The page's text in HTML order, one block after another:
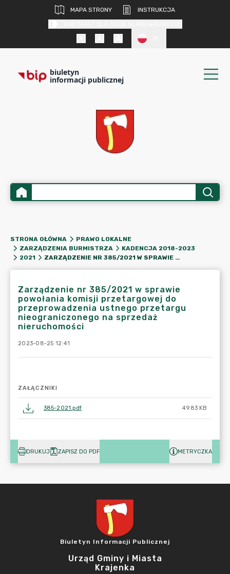
MAPA STRONY
INSTRUKCJA
biuletyn
informacji publicznej
STRONA GŁÓWNA
PRAWO LOKALNE
ZARZĄDZENIA BURMISTRZA
KADENCJA 2018-2023
2021
ZARZĄDZENIE NR 385/2021 W SPRAWIE POWOŁANIA KOMISJI PRZETARGOWEJ DO PRZEPROWADZENIA USTNEGO PRZETARGU NIEOGRANICZONEGO NA SPRZEDAŻ NIERUCHOMOŚCI
Zarządzenie nr 385/2021 w sprawie
powołania komisji przetargowej do
przeprowadzenia ustnego przetargu
nieograniczonego na sprzedaż
nieruchomości
2023-08-25 12:41
ZAŁĄCZNIKI
385-2021.pdf 49.83 KB
DRUKUJ ZAPISZ DO PDF METRYCZKA
Biuletyn Informacji Publicznej
Urząd Gminy i Miasta
Krajenka